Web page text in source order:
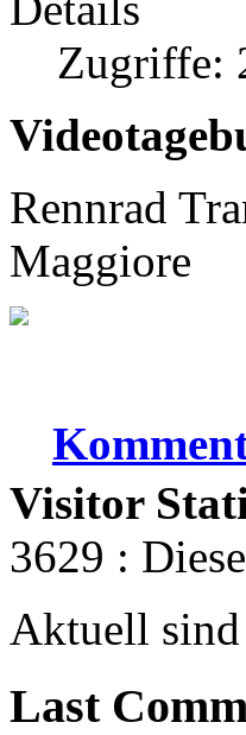
Zugriffe:
Rennrad
Maggiore
Visitor
3629 :
Aktuell
Last